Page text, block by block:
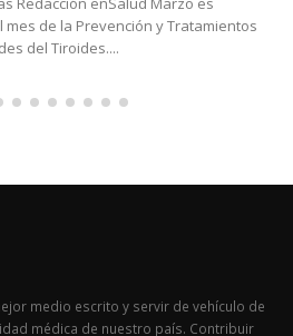
prevenirse en los pacientes oncológicos